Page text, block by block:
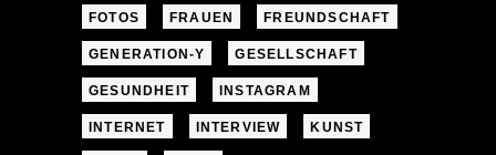
FOTOS FRAUEN FREUNDSCHAFT
GENERATION-Y GESELLSCHAFT
GESUNDHEIT INSTAGRAM
INTERNET INTERVIEW KUNST